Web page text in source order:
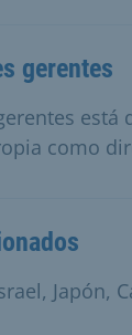
gerentes
está
como
Japón,